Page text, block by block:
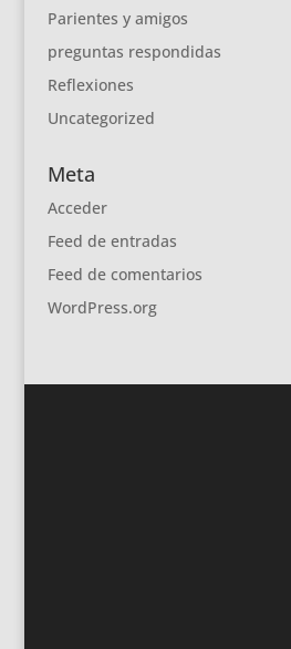
Parientes y amigos
preguntas respondidas
Reflexiones
Uncategorized
Meta
Acceder
Feed de entradas
Feed de comentarios
WordPress.org